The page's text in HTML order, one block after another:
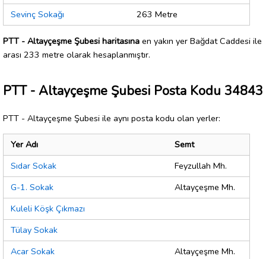
Sevinç Sokağı
263 Metre
PTT - Altayçeşme Şubesi haritasına en yakın yer Bağdat Caddesi ile
arası 233 metre olarak hesaplanmıştır.
PTT - Altayçeşme Şubesi Posta Kodu 34843
PTT - Altayçeşme Şubesi ile aynı posta kodu olan yerler:
Yer Adı
Semt
Sıdar Sokak
Feyzullah Mh.
G-1. Sokak
Altayçeşme Mh.
Kuleli Köşk Çıkmazı
Tülay Sokak
Acar Sokak
Altayçeşme Mh.